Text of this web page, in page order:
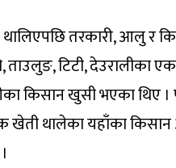
थालिएपछि तरकारी, आलु र
ताउलुङ, टिटी, देउरालीका
किसान खुसी भएका थिए ।
खेती थालेका यहाँका किसान